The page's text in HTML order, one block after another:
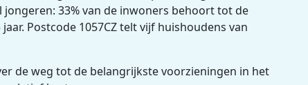
33% van de inwoners behoort tot de
Postcode 1057CZ telt vijf huishoudens van
de weg tot de belangrijkste voorzieningen in het